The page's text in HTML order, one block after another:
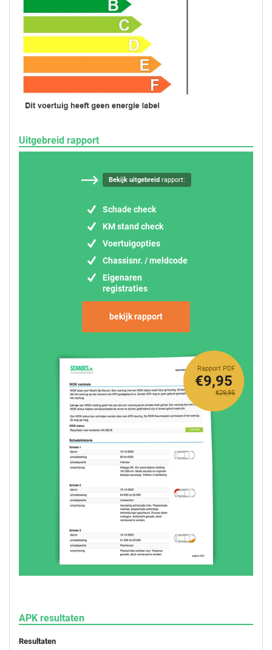
Uitgebreid rapport
Bekijk uitgebreidrapport:
Schade check
KM stand check
Voertuigopties
Chassisnr. / meldcode
Eigenaren
registraties
bekijk rapport
Rapport PDF
€29,95
€9,95
APK resultaten
Resultaten